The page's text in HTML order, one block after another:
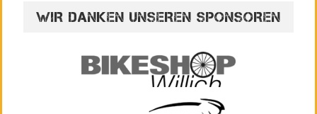
WIR DANKEN UNSEREN SPONSOREN